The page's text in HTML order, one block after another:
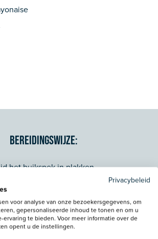
Bereidingswijze:
het buikspek in plakken.
van de suiker, vissaus en worcestersaus
het spek toe aan dit mengsel en 15
minuten laten staan.
Privacybeleid
voor analyse van onze bezoekersgegevens, om
gepersonaliseerde inhoud te tonen en om u
te bieden. Voor meer informatie over de
opent u de instellingen.